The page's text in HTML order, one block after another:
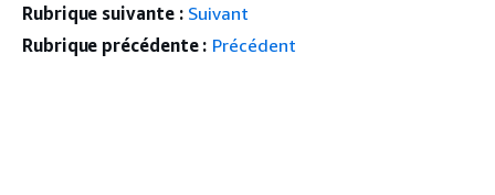
Rubrique suivante : Suivant
Rubrique précédente : Précédent